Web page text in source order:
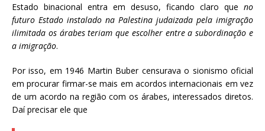
Estado binacional entra em desuso, ficando claro que no
futuro Estado instalado na Palestina judaizada pela imigração
ilimitada os árabes teriam que escolher entre a subordinação e
a imigração.
Por isso, em 1946 Martin Buber censurava o sionismo oficial
em procurar firmar-se mais em acordos internacionais em vez
de um acordo na região com os árabes, interessados diretos.
Daí precisar ele que